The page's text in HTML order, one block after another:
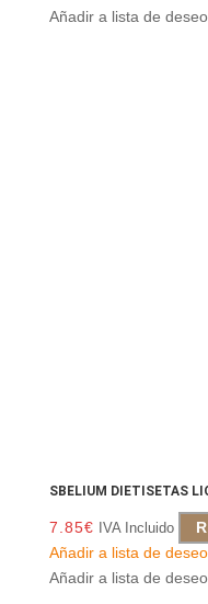
Añadir a lista de
SBELIUM DIETISETAS
7.85€ IVA Incluido
Añadir a lista de
Añadir a lista de